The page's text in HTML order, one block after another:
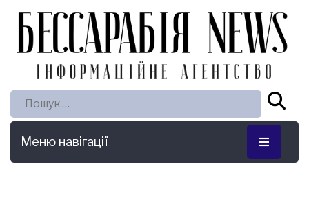
Пошук:
Меню навігації